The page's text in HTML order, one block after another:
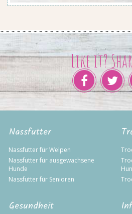
Like it?
Nassfutter
Nassfutter für Welpen
Nassfutter für ausgewachsene
Hunde
Nassfutter für Senioren
Gesundheit